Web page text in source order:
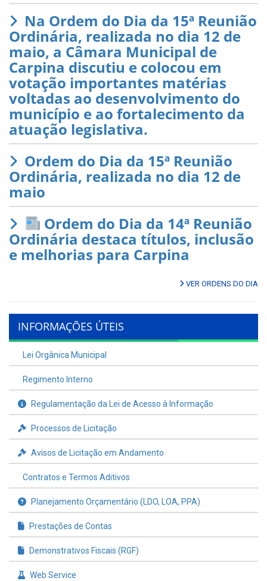
Na Ordem do Dia da 15ª Reunião
Ordinária, realizada no dia 12 de
maio, a Câmara Municipal de
Carpina discutiu e colocou em
votação importantes matérias
voltadas ao desenvolvimento do
município e ao fortalecimento da
atuação legislativa.
Ordem do Dia da 15ª Reunião
Ordinária, realizada no dia 12 de
maio
Ordem do Dia da 14ª Reunião
Ordinária destaca títulos, inclusão
e melhorias para Carpina
VER ORDENS DO DIA
INFORMAÇÕES ÚTEIS
Lei Orgânica Municipal
Regimento Interno
Regulamentação da Lei de Acesso à Informação
Processos de Licitação
Avisos de Licitação em Andamento
Contratos e Termos Aditivos
Planejamento Orçamentário (LDO, LOA, PPA)
Prestações de Contas
Demonstrativos Fiscais (RGF)
Web Service